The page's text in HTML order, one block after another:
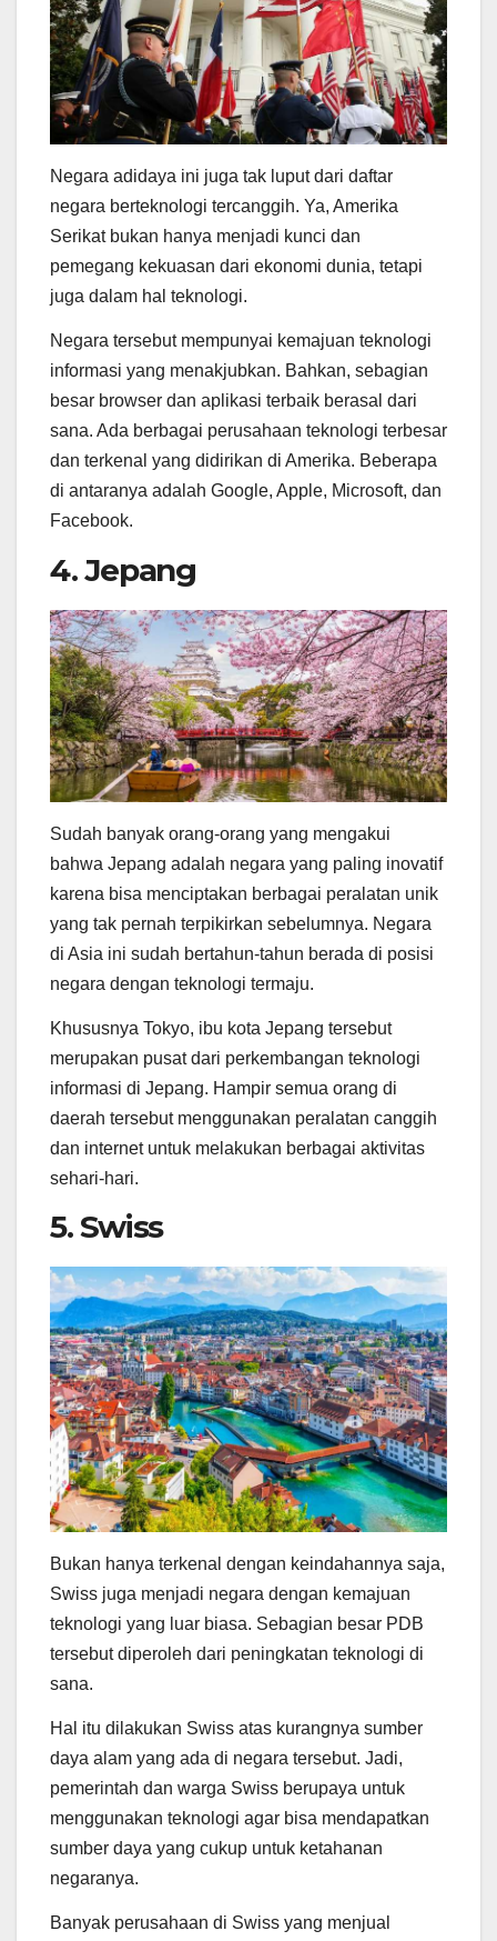
Negara adidaya ini juga tak luput dari daftar
negara berteknologi tercanggih. Ya, Amerika
Serikat bukan hanya menjadi kunci dan
pemegang kekuasan dari ekonomi dunia, tetapi
juga dalam hal teknologi.
Negara tersebut mempunyai kemajuan teknologi
informasi yang menakjubkan. Bahkan, sebagian
besar browser dan aplikasi terbaik berasal dari
sana. Ada berbagai perusahaan teknologi terbesar
dan terkenal yang didirikan di Amerika. Beberapa
di antaranya adalah Google, Apple, Microsoft, dan
Facebook.
4. Jepang
Sudah banyak orang-orang yang mengakui
bahwa Jepang adalah negara yang paling inovatif
karena bisa menciptakan berbagai peralatan unik
yang tak pernah terpikirkan sebelumnya. Negara
di Asia ini sudah bertahun-tahun berada di posisi
negara dengan teknologi termaju.
Khususnya Tokyo, ibu kota Jepang tersebut
merupakan pusat dari perkembangan teknologi
informasi di Jepang. Hampir semua orang di
daerah tersebut menggunakan peralatan canggih
dan internet untuk melakukan berbagai aktivitas
sehari-hari.
5. Swiss
Bukan hanya terkenal dengan keindahannya saja,
Swiss juga menjadi negara dengan kemajuan
teknologi yang luar biasa. Sebagian besar PDB
tersebut diperoleh dari peningkatan teknologi di
sana.
Hal itu dilakukan Swiss atas kurangnya sumber
daya alam yang ada di negara tersebut. Jadi,
pemerintah dan warga Swiss berupaya untuk
menggunakan teknologi agar bisa mendapatkan
sumber daya yang cukup untuk ketahanan
negaranya.
Banyak perusahaan di Swiss yang menjual